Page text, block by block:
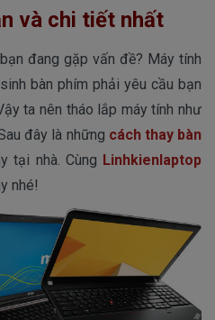
và chi tiết nhất
đang gặp vấn đề? Máy tính
bàn phím phải yêu cầu bạn
ta nên tháo lắp máy tính như
đây là những cách thay bàn
tại nhà. Cùng Linhkienlaptop
nhé!